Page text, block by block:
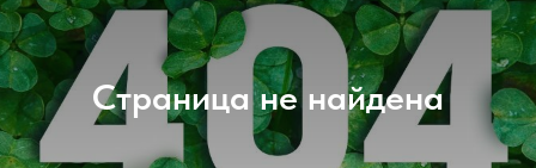
Страница не найдена